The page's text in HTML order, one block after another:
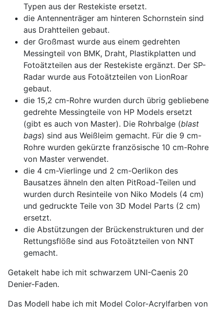
Typen aus der Restekiste ersetzt.
die Antennenträger am hinteren Schornstein sind
aus Drahtteilen gebaut.
der Großmast wurde aus einem gedrehten
Messingteil von BMK, Draht, Plastikplatten und
Fotoätzteilen aus der Restekiste ergänzt. Der SP-
Radar wurde aus Fotoätzteilen von LionRoar
gebaut.
die 15,2 cm-Rohre wurden durch übrig gebliebene
gedrehte Messingteile von HP Models ersetzt
(gibt es auch von Master). Die Rohrbalge (blast
bags) sind aus Weißleim gemacht. Für die 9 cm-
Rohre wurden gekürzte französische 10 cm-Rohre
von Master verwendet.
die 4 cm-Vierlinge und 2 cm-Oerlikon des
Bausatzes ähneln den alten PitRoad-Teilen und
wurden durch Resinteile von Niko Models (4 cm)
und gedruckte Teile von 3D Model Parts (2 cm)
ersetzt.
die Abstützungen der Brückenstrukturen und der
Rettungsflöße sind aus Fotoätzteilen von NNT
gemacht.
Getakelt habe ich mit schwarzem UNI-Caenis 20
Denier-Faden.
Das Modell habe ich mit Model Color-Acrylfarben von